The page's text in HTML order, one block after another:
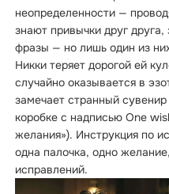
неопределенности —
знают привычки друг
фразы — но лишь один из
Никки теряет дорогой ей
случайно оказывается в
замечает странный
коробке с надписью One
желания»). Инструкция по
одна палочка, одно
исправлений.